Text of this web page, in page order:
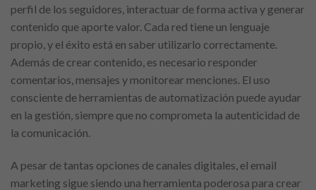
perfil de los seguidores, interactuar de forma activa y generar
contenido que aporte valor. Cada red tiene un lenguaje
propio, y el éxito está en saber utilizarlo correctamente.
Además de crear contenido, es necesario responder
comentarios, mensajes y monitorear menciones. El uso
consciente de herramientas de automatización puede ayudar
en la gestión, siempre que no comprometa la autenticidad de
la comunicación.
A pesar de tantas opciones de canales digitales, el email
marketing sigue siendo una herramienta poderosa para crear